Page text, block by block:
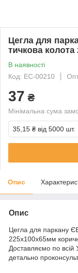
Цегла для
тичкова
В наявності
Код: EC-00210
37 ₴
Мінімальна сума
35,15 ₴ від 5000 шт.
Опис
Опис
Цегла для паркану
225х100х65мм
Доставляємо по всій
детально